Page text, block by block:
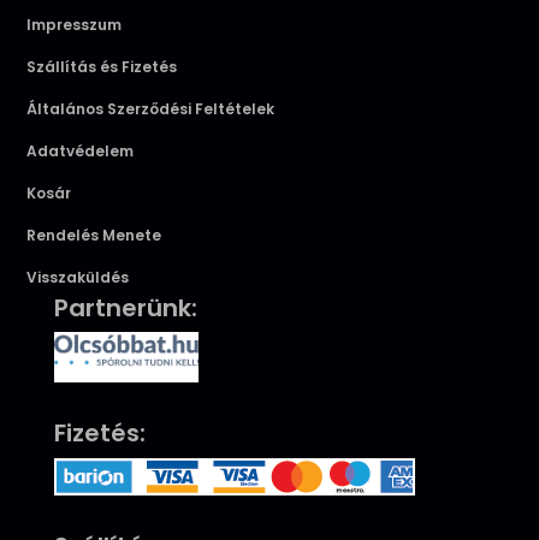
Impresszum
Szállítás és Fizetés
Általános Szerződési Feltételek
Adatvédelem
Kosár
Rendelés Menete
Visszaküldés
Partnerünk:
Fizetés: